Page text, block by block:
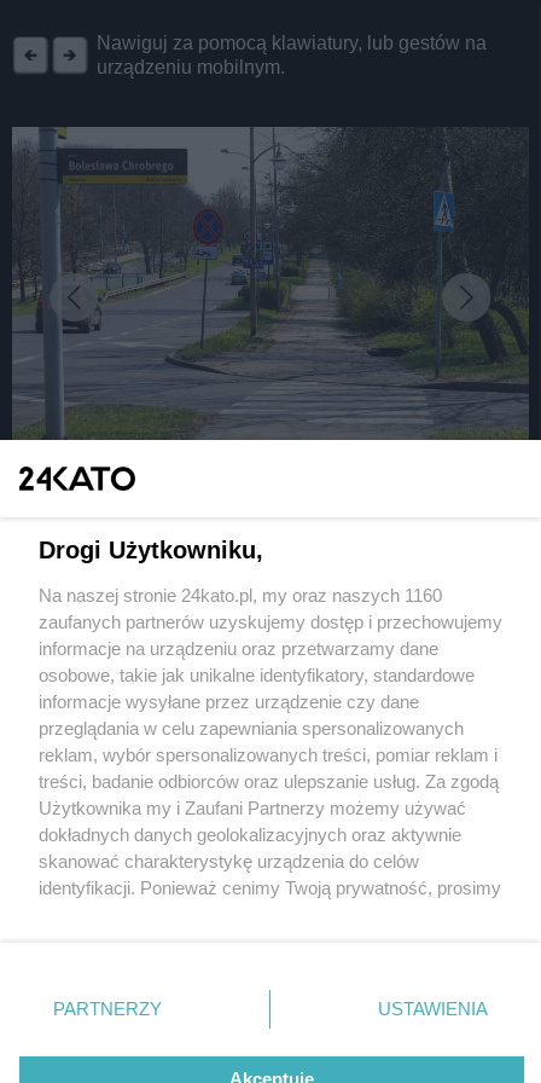
Nawiguj za pomocą klawiatury, lub gestów na
urządzeniu mobilnym.
w Brynowie i na osiedlu Tysiąclecia
2 / 4
Chodnik Chorzowska
Katowice
Chodnik wzdłuż ul. Chorzowskiej zostanie
wyremontowany na odcinku od ul. Bolesława
Chrobrego do ul. Piastów
Wydawca mediów lokalnych
Nie zapomnij
zapoznać się z:
polityką prywatności regulamin korzystania z portali
Twojemiasto
Piekary Śląskie
Chorzów
Tarnowskie Góry
Gliwice
Skontakuj sięz nami
Kontakt
Wydawca
Redakcja
Drogi Użytkowniku,
Na naszej stronie 24kato.pl, my oraz naszych 1160
zaufanych partnerów uzyskujemy dostęp i przechowujemy
informacje na urządzeniu oraz przetwarzamy dane
osobowe, takie jak unikalne identyfikatory, standardowe
informacje wysyłane przez urządzenie czy dane
przeglądania w celu zapewniania spersonalizowanych
reklam, wybór spersonalizowanych treści, pomiar reklam i
treści, badanie odbiorców oraz ulepszanie usług. Za zgodą
Użytkownika my i Zaufani Partnerzy możemy używać
dokładnych danych geolokalizacyjnych oraz aktywnie
skanować charakterystykę urządzenia do celów
identyfikacji. Ponieważ cenimy Twoją prywatność, prosimy
prywatności znajdujący się w lewym dolnym rogu strony
. Niektóre rodzaje przetwarzania danych nie wymagają
zgody użytkownika, ale masz prawo sprzeciwić się
takiemu przetwarzaniu. Preferencje będą miały
PARTNERZY USTAWIENIA
Akceptuję